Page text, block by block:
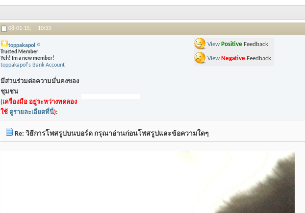
08-01-15, 10:33
toppakapol
Trusted Member
Yeh! Im a new member!
toppakapol's Bank Account
มีส่วนร่วมต่อความมั่นคงของ
ชุมชน
(เครื่องมือ อยู่ระหว่างทดลอง
ใช้ ดูรายละเอียดที่นี่):
View Positive Feedback
View Negative Feedback
Re: วิธีการโพสรูปบนบอร์ด กรุณาอ่านก่อนโพสรูปและข้อความใดๆ